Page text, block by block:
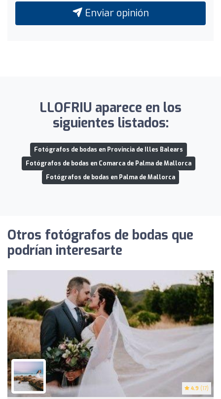
Enviar opinión
LLOFRIU aparece en los
siguientes listados:
Fotógrafos de bodas en Provincia de Illes Balears
Fotógrafos de bodas en Comarca de Palma de Mallorca
Fotógrafos de bodas en Palma de Mallorca
Otros fotógrafos de bodas que
podrían interesarte
4.9 (17)